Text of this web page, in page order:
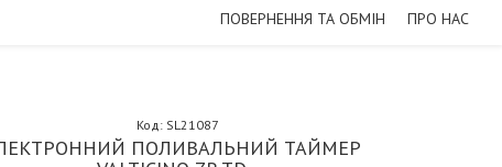
ПОВЕРНЕННЯ ТА ОБМІН
ПРО НАС
ПОЛИВАЛЬНИЙ ТАЙМЕР
Код: SL21087